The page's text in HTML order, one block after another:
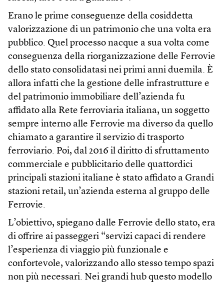
Erano le prime conseguenze della cosiddetta
valorizzazione di un patrimonio che una volta era
pubblico. Quel processo nacque a sua volta come
conseguenza della riorganizzazione delle Ferrovie
dello stato consolidatasi nei primi anni duemila. È
allora infatti che la gestione delle infrastrutture e
del patrimonio immobiliare dell’azienda fu
affidato alla Rete ferroviaria italiana, un soggetto
sempre interno alle Ferrovie ma diverso da quello
chiamato a garantire il servizio di trasporto
ferroviario. Poi, dal 2016 il diritto di sfruttamento
commerciale e pubblicitario delle quattordici
principali stazioni italiane è stato affidato a Grandi
stazioni retail, un’azienda esterna al gruppo delle
Ferrovie.
L’obiettivo, spiegano dalle Ferrovie dello stato, era
di offrire ai passeggeri “servizi capaci di rendere
l’esperienza di viaggio più funzionale e
confortevole, valorizzando allo stesso tempo spazi
non più necessari. Nei grandi hub questo modello